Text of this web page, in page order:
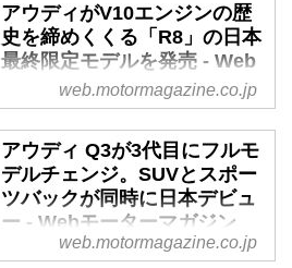
アウディがV10エンジンの歴
史を締めくくる「R8」の日本
最終限定モデルを発売 - Web
モーターマガジン
14日、フラッグシップスポーツク
ーペ「R8」の最終限定モデル
「Audi R8 Coupé Japan final
edition（アウディ アールエイト
クーペ ジャパン ファイナル エデ
web.motormagazine.co.jp
アウディ Q3が3代目にフルモ
デルチェンジ。SUVとスポー
ツバックが同時に日本デビュ
ー - Webモーターマガジン
2026年5月19日、アウディジャパ
web.motormagazine.co.jp